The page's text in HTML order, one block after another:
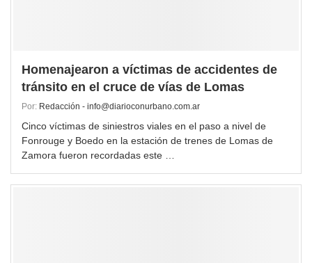
Homenajearon a víctimas de accidentes de
tránsito en el cruce de vías de Lomas
Por: Redacción - info@diarioconurbano.com.ar
Cinco víctimas de siniestros viales en el paso a nivel de
Fonrouge y Boedo en la estación de trenes de Lomas de
Zamora fueron recordadas este …